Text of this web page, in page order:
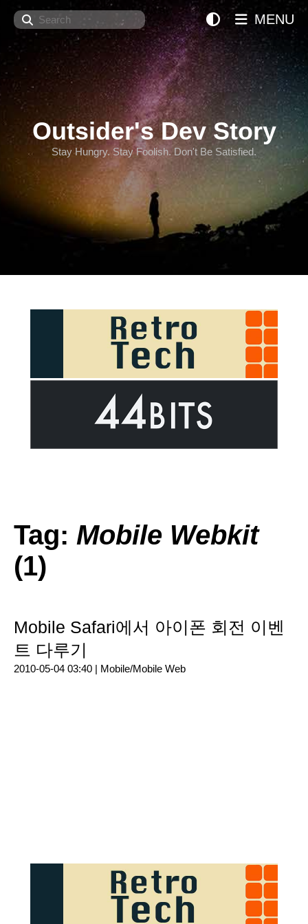
Search
Outsider's Dev Story
Stay Hungry. Stay Foolish. Don't Be Satisfied.
MENU
Tag: Mobile Webkit
(1)
Mobile Safari에서 아이폰 회전 이벤
트 다루기
2010-05-04 03:40 | Mobile/Mobile Web